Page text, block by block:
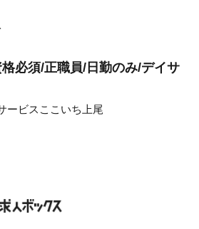
格必須/正職員/日勤のみ/デイサ
ービスここいち上尾